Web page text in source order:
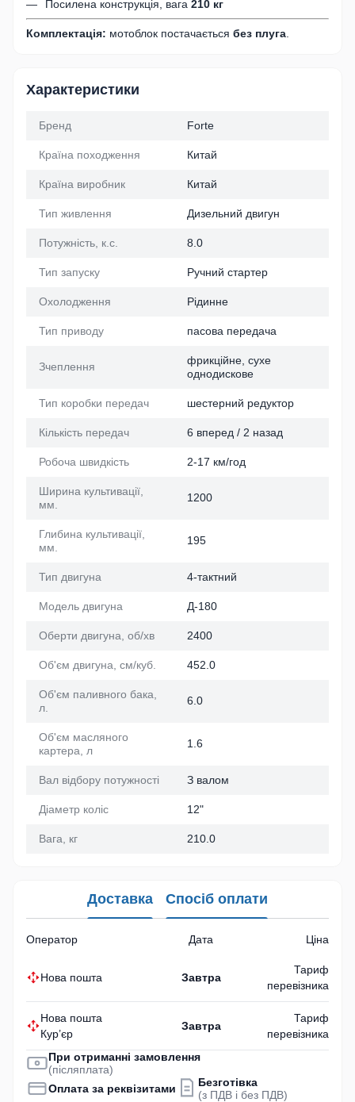
Посилена конструкція, вага 210 кг
Комплектація: мотоблок постачається без плуга
Характеристики
Бренд Forte
Країна походження Китай
Країна виробник Китай
Тип живлення Дизельний двигун
Потужність, к.с. 8.0
Тип запуску Ручний стартер
Охолодження Рідинне
Тип приводу пасова передача
Зчеплення
фрикційне, сухе
однодискове
Тип коробки передач шестерний редуктор
Кількість передач 6 вперед / 2 назад
Робоча швидкість 2-17 км/год
Ширина культивації,
мм.
1200
Глибина культивації,
мм.
195
Тип двигуна 4-тактний
Модель двигуна Д-180
Оберти двигуна, об/хв 2400
Об'єм двигуна, см/куб. 452.0
Об'єм паливного бака,
л.
6.0
Об'єм масляного
картера, л
1.6
Вал відбору потужності З валом
Діаметр коліс 12"
Вага, кг 210.0
Доставка Спосіб оплати
Оператор Дата Ціна
Нова пошта Завтра
Тариф
перевізника
Нова пошта
Кур’єр
Завтра
Тариф
перевізника
При отриманні замовлення
(післяплата)
Оплата за реквізитами
Безготівка
(з ПДВ і без ПДВ)